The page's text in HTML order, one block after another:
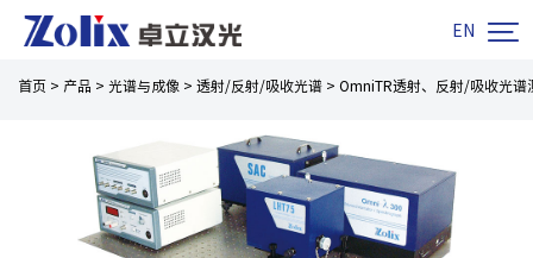
EN 
首页 > 产品 > 光谱与成像 > 透射/反射/吸收光谱 > OmniTR透射、反射/吸收光谱